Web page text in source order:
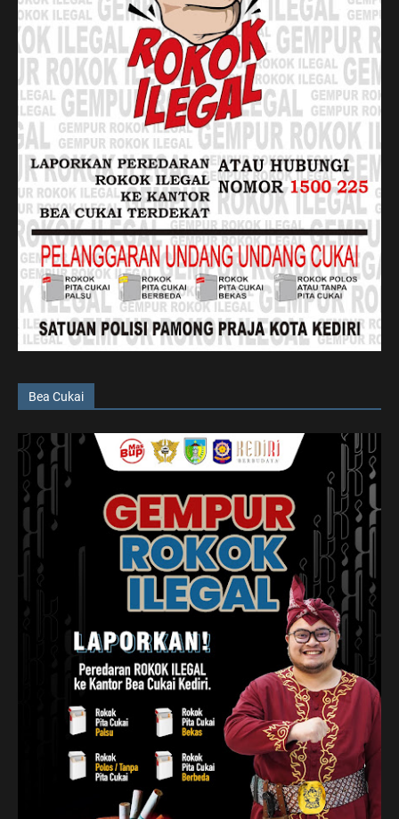
Bea Cukai